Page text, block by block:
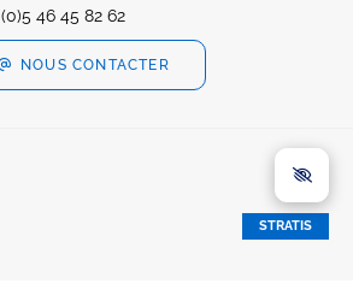
(0)5 46 45 82 62
NOUS CONTACTER
STRATIS